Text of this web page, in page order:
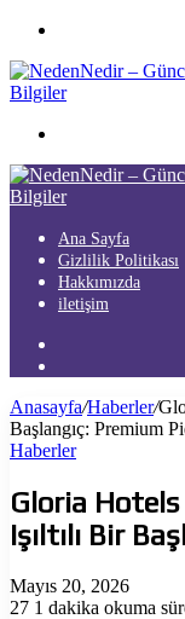
...
Ana Sayfa
Gizlilik Politikası
Hakkımızda
iletişim
...
Anasayfa/Haberler/
Başlangıç: Premium
Haberler
Gloria Hotels
Işıltılı Bir
Mayıs 20, 2026
27 1 dakika okuma